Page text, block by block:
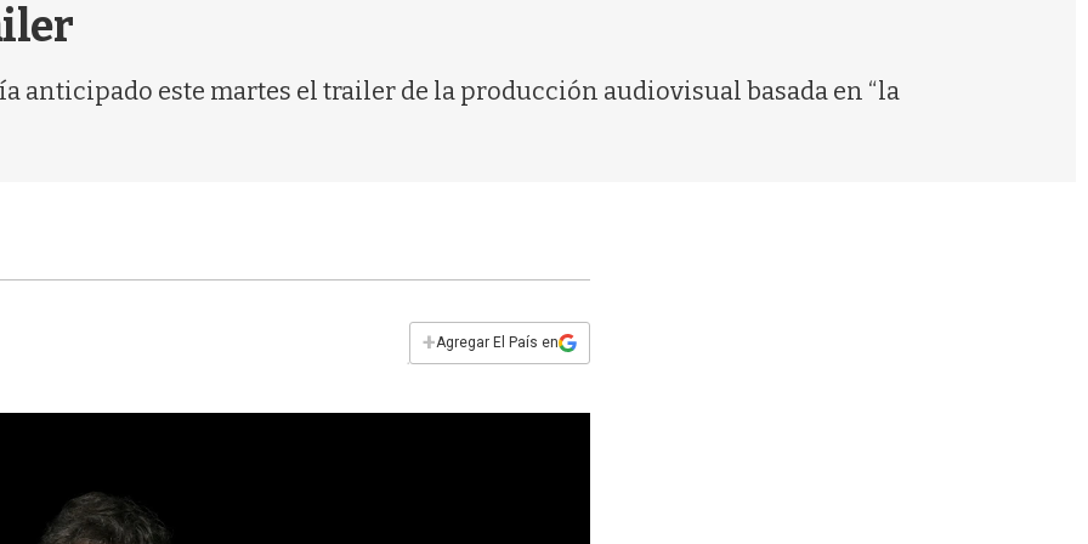
anticipado este martes el trailer de la producción audiovisual basada en “la
+Agregar El País en